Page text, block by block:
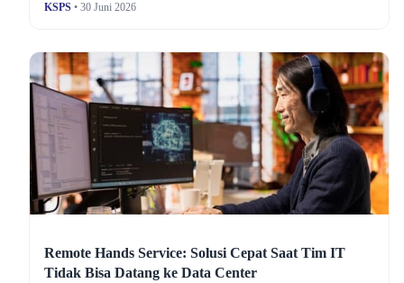
KSPS • 30 Juni 2026
Remote Hands Service: Solusi Cepat Saat Tim IT
Tidak Bisa Datang ke Data Center